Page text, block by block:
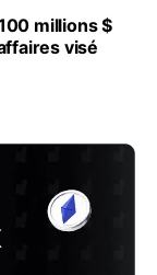
millions $
visé